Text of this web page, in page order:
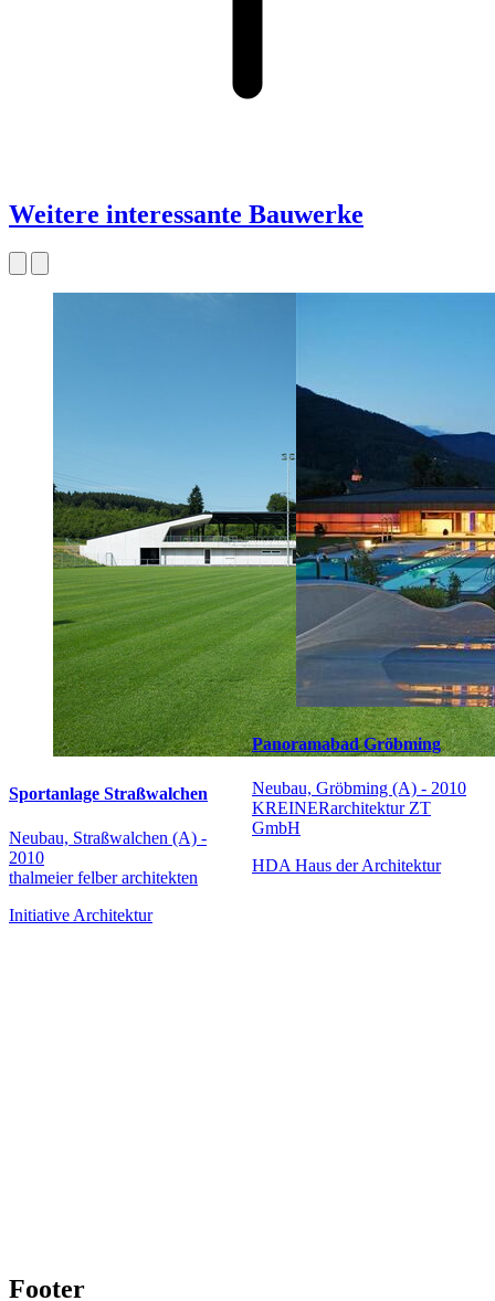
Weitere interessante Bauwerke
Sportanlage Straßwalchen
Neubau, Straßwalchen (A) -
2010
thalmeier felber architekten
Initiative Architektur
Panoramabad Gröbming
Neubau, Gröbming (A) - 2010
KREINERarchitektur ZT
GmbH
HDA Haus der Architektur
Footer